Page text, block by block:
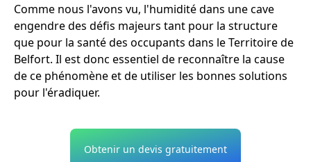
Comme nous l'avons vu, l'humidité dans une cave
engendre des défis majeurs tant pour la structure
que pour la santé des occupants dans le Territoire de
Belfort. Il est donc essentiel de reconnaître la cause
de ce phénomène et de utiliser les bonnes solutions
pour l'éradiquer.
Obtenir un devis gratuitement